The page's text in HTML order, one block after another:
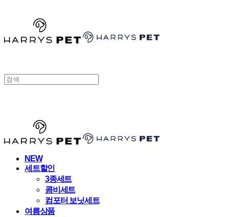
NEW
세트할인
3종세트
콤비세트
컴포터 보닛세트
여름상품